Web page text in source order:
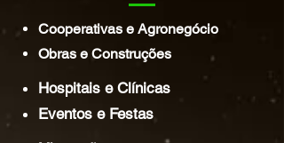
Cooperativas e Agronegócio
Obras e Construções
Hospitais e Clínicas
Eventos e Festas